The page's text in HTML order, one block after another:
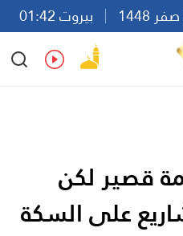
بيروت 01:42
Ar
En Fr Es
قصير لكن
على السكة